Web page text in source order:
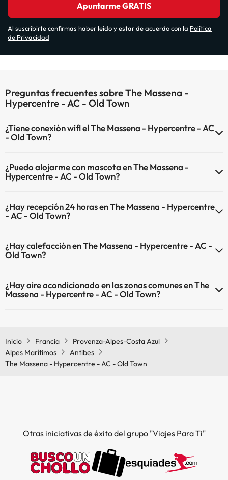
Apuntarme GRATIS
Al suscribirte confirmas haber leído y estar de acuerdo con la Política
de Privacidad
Preguntas frecuentes sobre The Massena -
Hypercentre - AC - Old Town
¿Tiene conexión wifi el The Massena - Hypercentre - AC
- Old Town?
¿Puedo alojarme con mascota en The Massena -
Hypercentre - AC - Old Town?
mascotas.
¿Hay recepción 24 horas en The Massena - Hypercentre
- AC - Old Town?
horas.
¿Hay calefacción en The Massena - Hypercentre - AC -
Old Town?
las zonas comunes.
¿Hay aire acondicionado en las zonas comunes en The
Massena - Hypercentre - AC - Old Town?
Inicio
Francia
Provenza-Alpes-Costa Azul
Alpes Marítimos
Antibes
The Massena - Hypercentre - AC - Old Town
Otras iniciativas de éxito del grupo "Viajes Para Ti"